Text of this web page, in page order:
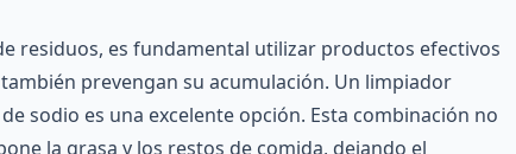
residuos, es fundamental utilizar productos efectivos
prevengan su acumulación. Un limpiador
sodio es una excelente opción. Esta combinación no
la grasa y los restos de comida, dejando el